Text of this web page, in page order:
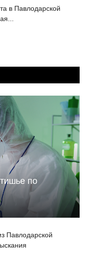
в Павлодарской
по
Павлодарской